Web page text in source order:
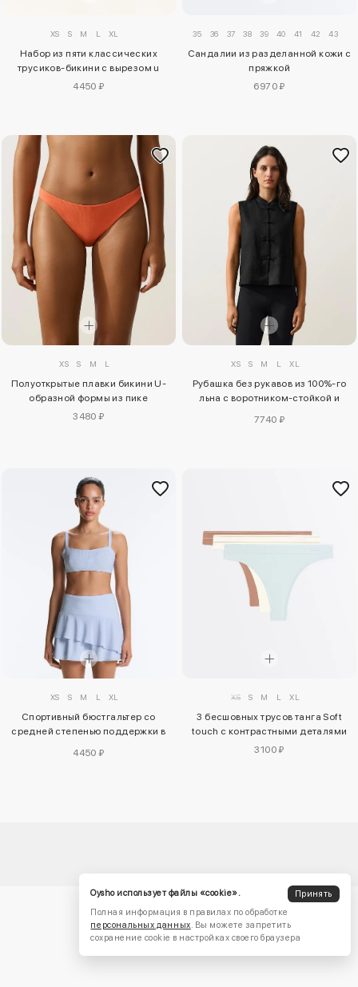
XS S M L XL
Набор из пяти классических
трусиков-бикини с вырезом u
4450 ₽
35 36 37 38 39 40 41 42 43
Сандалии из разделанной кожи с
пряжкой
6970 ₽
XS S M L
Полуоткрытые плавки бикини U-
образной формы из пике
3480 ₽
XS S M L XL
Рубашка без рукавов из 100%-го
льна с воротником-стойкой и
7740 ₽
XS S M L XL
Спортивный бюстгальтер со
средней степенью поддержки в
4450 ₽
XS S M L XL
3 бесшовных трусов танга Soft
touch с контрастными деталями
3100 ₽
Oysho использует файлы «cookie».
Принять
Полная информация в правилах по обработке
персональных данных. Вы можете запретить
сохранение cookie в настройках своего браузера